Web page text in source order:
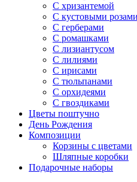
С хризантемой
С кустовыми розами
С герберами
С ромашками
С лизиантусом
С лилиями
С ирисами
С тюльпанами
С орхидеями
С гвоздиками
Цветы поштучно
День Рождения
Композиции
Корзины с цветами
Шляпные коробки
Подарочные наборы